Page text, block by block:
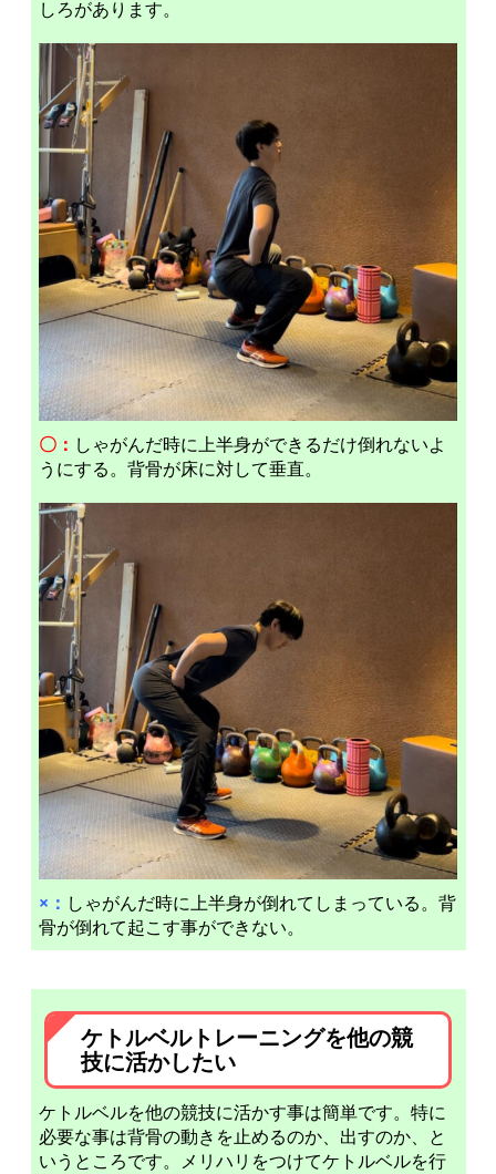
しろがあります。
〇： しゃがんだ時に上半身ができるだけ倒れないよ
うにする。背骨が床に対して垂直。
×： しゃがんだ時に上半身が倒れてしまっている。背
骨が倒れて起こす事ができない。
ケトルベルトレーニングを他の競
技に活かしたい
ケトルベルを他の競技に活かす事は簡単です。特に
必要な事は背骨の動きを止めるのか、出すのか、と
いうところです。メリハリをつけてケトルベルを行